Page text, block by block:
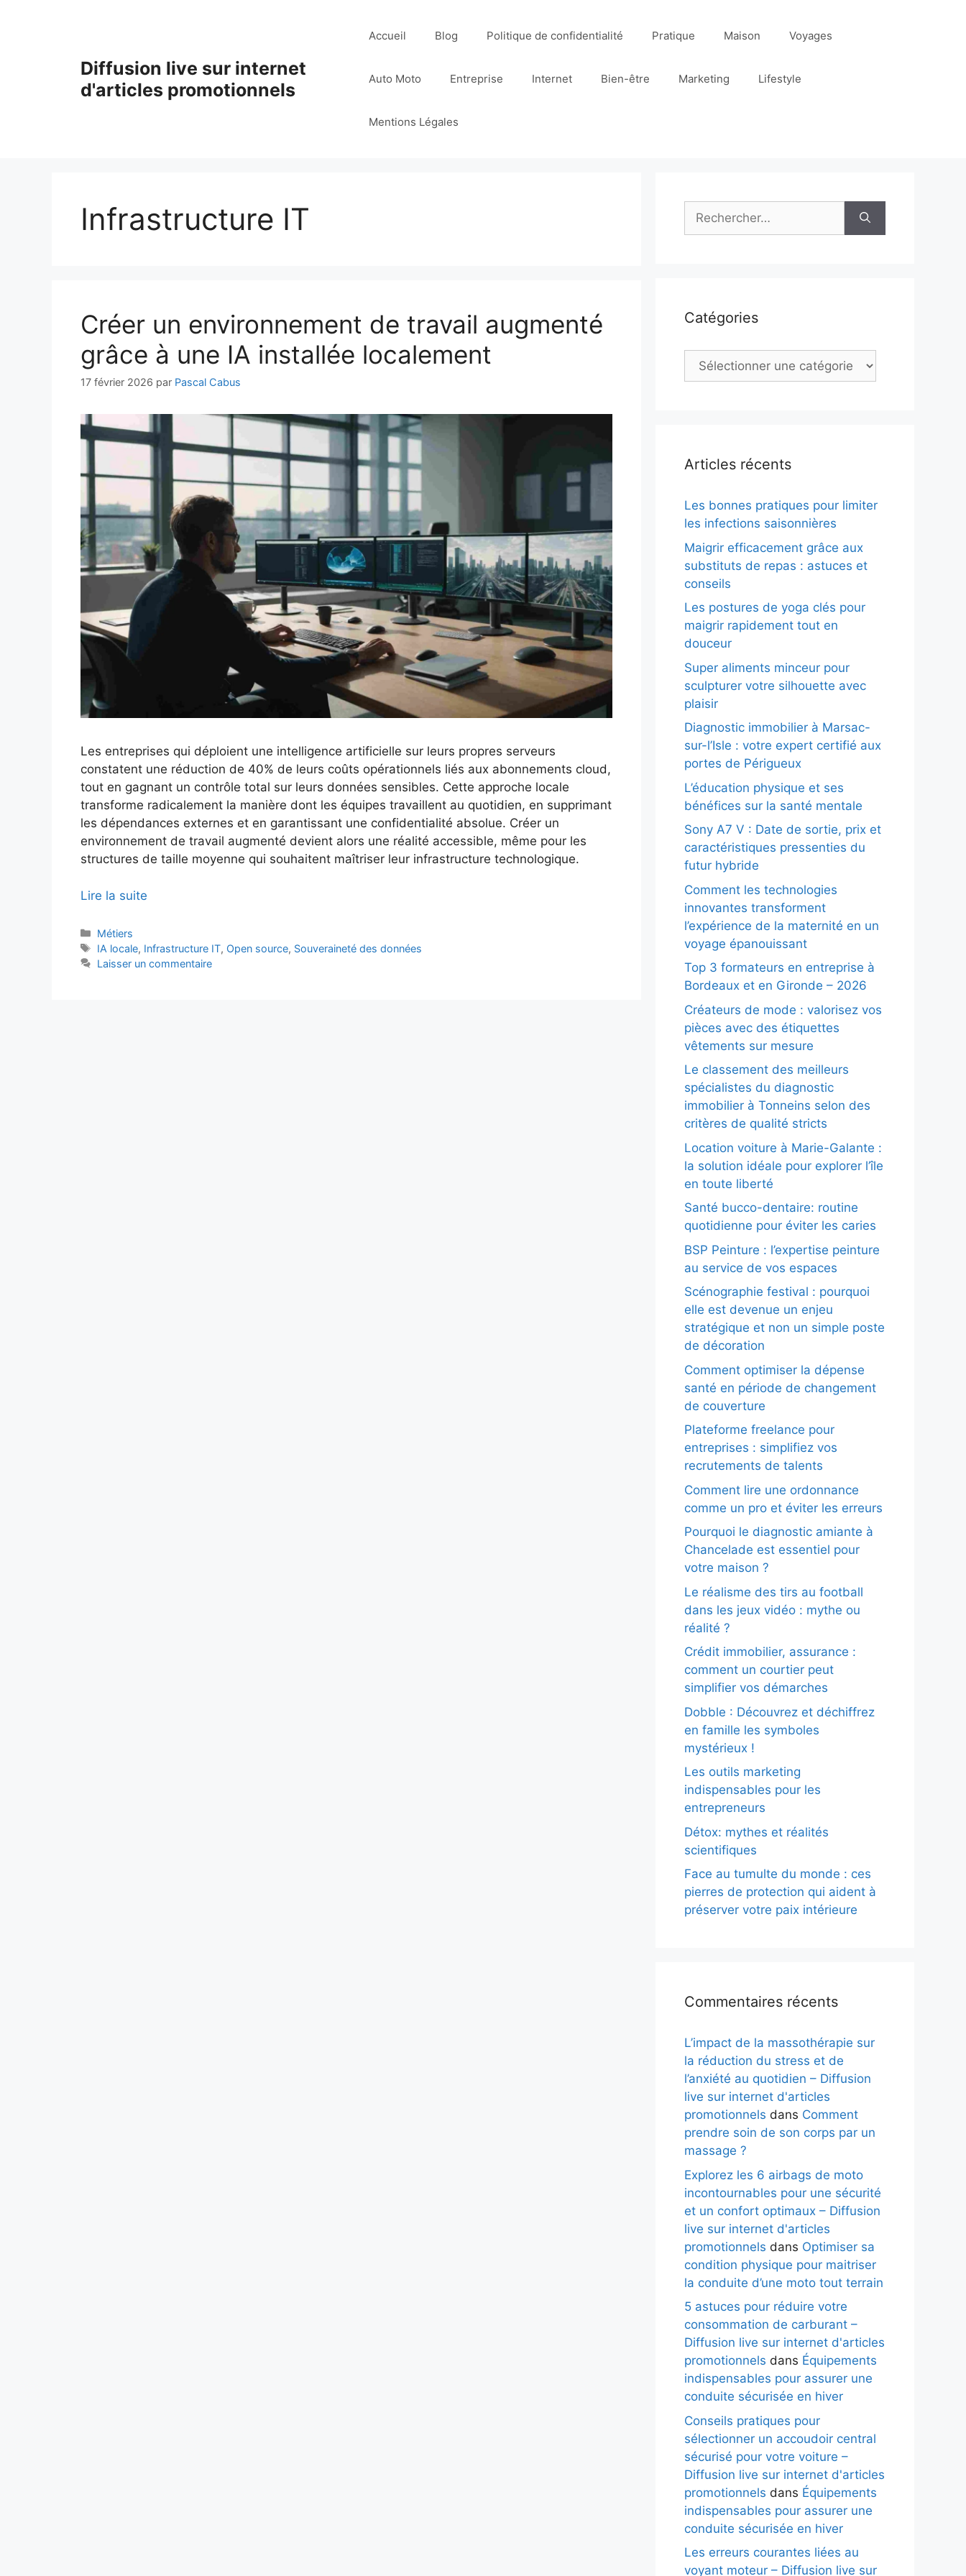
Diffusion live sur internet
d'articles promotionnels
Accueil Blog Politique de confidentialité Pratique Maison Voyages
Auto Moto Entreprise Internet Bien-être Marketing Lifestyle
Mentions Légales
Infrastructure IT
Créer un environnement de travail augmenté
grâce à une IA installée localement
17 février 2026 par Pascal Cabus
Les entreprises qui déploient une intelligence artificielle sur leurs propres serveurs
constatent une réduction de 40% de leurs coûts opérationnels liés aux abonnements cloud,
tout en gagnant un contrôle total sur leurs données sensibles. Cette approche locale
transforme radicalement la manière dont les équipes travaillent au quotidien, en supprimant
les dépendances externes et en garantissant une confidentialité absolue. Créer un
environnement de travail augmenté devient alors une réalité accessible, même pour les
structures de taille moyenne qui souhaitent maîtriser leur infrastructure technologique.
Lire la suite
Catégories
Métiers
Étiquettes
IA locale, Infrastructure IT, Open source, Souveraineté des données
Laisser un commentaire
Rechercher :
Catégories
Catégories
Articles récents
Les bonnes pratiques pour limiter
les infections saisonnières
Maigrir efficacement grâce aux
substituts de repas : astuces et
conseils
Les postures de yoga clés pour
maigrir rapidement tout en
douceur
Super aliments minceur pour
sculpturer votre silhouette avec
plaisir
Diagnostic immobilier à Marsac-
sur-l’Isle : votre expert certifié aux
portes de Périgueux
L’éducation physique et ses
bénéfices sur la santé mentale
Sony A7 V : Date de sortie, prix et
caractéristiques pressenties du
futur hybride
Comment les technologies
innovantes transforment
l’expérience de la maternité en un
voyage épanouissant
Top 3 formateurs en entreprise à
Bordeaux et en Gironde – 2026
Créateurs de mode : valorisez vos
pièces avec des étiquettes
vêtements sur mesure
Le classement des meilleurs
spécialistes du diagnostic
immobilier à Tonneins selon des
critères de qualité stricts
Location voiture à Marie-Galante :
la solution idéale pour explorer l’île
en toute liberté
Santé bucco-dentaire: routine
quotidienne pour éviter les caries
BSP Peinture : l’expertise peinture
au service de vos espaces
Scénographie festival : pourquoi
elle est devenue un enjeu
stratégique et non un simple poste
de décoration
Comment optimiser la dépense
santé en période de changement
de couverture
Plateforme freelance pour
entreprises : simplifiez vos
recrutements de talents
Comment lire une ordonnance
comme un pro et éviter les erreurs
Pourquoi le diagnostic amiante à
Chancelade est essentiel pour
votre maison ?
Le réalisme des tirs au football
dans les jeux vidéo : mythe ou
réalité ?
Crédit immobilier, assurance :
comment un courtier peut
simplifier vos démarches
Dobble : Découvrez et déchiffrez
en famille les symboles
mystérieux !
Les outils marketing
indispensables pour les
entrepreneurs
Détox: mythes et réalités
scientifiques
Face au tumulte du monde : ces
pierres de protection qui aident à
préserver votre paix intérieure
Commentaires récents
L’impact de la massothérapie sur
la réduction du stress et de
l’anxiété au quotidien – Diffusion
live sur internet d'articles
promotionnels dans Comment
prendre soin de son corps par un
massage ?
Explorez les 6 airbags de moto
incontournables pour une sécurité
et un confort optimaux – Diffusion
live sur internet d'articles
promotionnels dans Optimiser sa
condition physique pour maitriser
la conduite d’une moto tout terrain
5 astuces pour réduire votre
consommation de carburant –
Diffusion live sur internet d'articles
promotionnels dans Équipements
indispensables pour assurer une
conduite sécurisée en hiver
Conseils pratiques pour
sélectionner un accoudoir central
sécurisé pour votre voiture –
Diffusion live sur internet d'articles
promotionnels dans Équipements
indispensables pour assurer une
conduite sécurisée en hiver
Les erreurs courantes liées au
voyant moteur – Diffusion live sur